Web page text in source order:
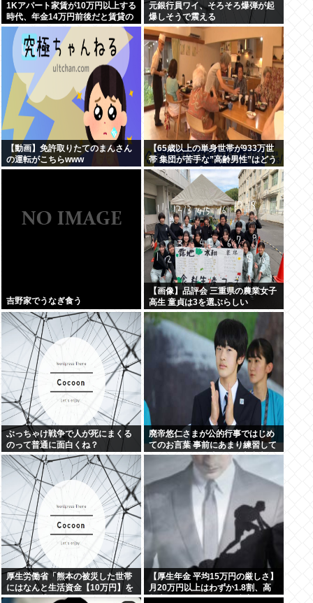
1Kアパート家賃が10万円以上する
時代、年金14万円前後だと賃貸の
人は無理じゃね？
元銀行員ワイ、そろそろ爆弾が起
爆しそうで震える
【動画】免許取りたてのまんさん
の運転がこちらwww
【65歳以上の単身世帯が933万世
帯 集団が苦手な”高齢男性”はどう
生きていく？】孤独死のリスク
も…専門家 「8日以上見つからな
いのも圧倒的に男性」
吉野家でうなぎ食う
【画像】品評会 三重県の農業女子
高生 童貞は3を選ぶらしい
ぶっちゃけ戦争で人が死にまくる
のって普通に面白くね？
廃帝悠仁さまが公的行事ではじめ
てのお言葉 事前にあまり練習して
ないっぽい。滑舌悪いし大丈夫な
厚生労働省「熊本の被災した世帯
にはなんと生活資金【10万円】を
無利子で貸してあげます」
【厚生年金 平均15万円の厳しさ】
月20万円以上はわずか1.8割、高
齢夫婦は毎月4.2万円の赤字に